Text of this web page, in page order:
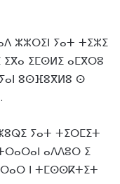
ⵣⵣⵔⵉⵏ ⵢⴰⵜ ⵜⵉⵣⵉ
ⵉⴳⴰ ⵉⵎⵙⵍⵉ ⴰⵎⴳⵔⵓ
ⵓⵙⴼⵓⴳⵍⵓ ⵙ
ⵢⴰⵜ ⵜⵉⵔⵎⵉⵜ
ⴰⴷⴷⵓⵔ ⵉ
ⵏ ⵜⵎⵙⵙⴽⵜⵉⵜ